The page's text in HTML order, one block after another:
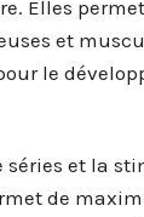
Elles
et
le
et la
de